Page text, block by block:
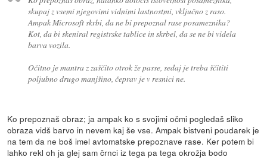
skupaj z vsemi njegovimi vidnimi lastnostmi, vključno z raso.
Ampak Microsoft skrbi, da ne bi prepoznal rase posameznika?
Kot, da bi skeniral registrske tablice in skrbel, da se ne bi videla
barva vozila.
Očitno je mantra z zaščito otrok že passe, sedaj je treba ščititi
poljubno drugo manjšino, čeprav je v resnici ne.
Ko prepoznaš obraz; ja ampak ko s svojimi očmi pogledaš sliko
obraza vidš barvo in nevem kaj še vse. Ampak bistveni poudarek je
na tem da ne boš imel avtomatske prepoznave rase. Ker potem bi
lahko rekl oh ja glej sam črnci iz tega pa tega okrožja bodo